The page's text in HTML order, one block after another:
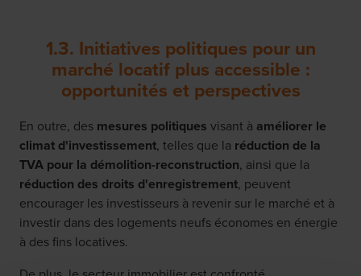
1.3. Initiatives politiques pour un
marché locatif plus accessible :
opportunités et perspectives
En outre, des mesures politiques visant à améliorer le
climat d'investissement, telles que la réduction de la
TVA pour la démolition-reconstruction, ainsi que la
réduction des droits d'enregistrement, peuvent
encourager les investisseurs à revenir sur le marché et à
investir dans des logements neufs économes en énergie
à des fins locatives.